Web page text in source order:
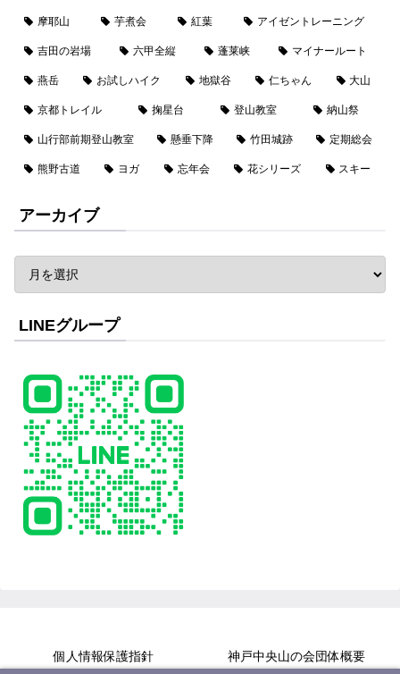
摩耶山 芋煮会 紅葉 アイゼントレーニング
吉田の岩場 六甲全縦 蓬莱峡 マイナールート
燕岳 お試しハイク 地獄谷 仁ちゃん 大山
京都トレイル 掬星台 登山教室 納山祭
山行部前期登山教室 懸垂下降 竹田城跡 定期総会
熊野古道 ヨガ 忘年会 花シリーズ スキー
アーカイブ
LINEグループ
個人情報保護指針 神戸中央山の会団体概要